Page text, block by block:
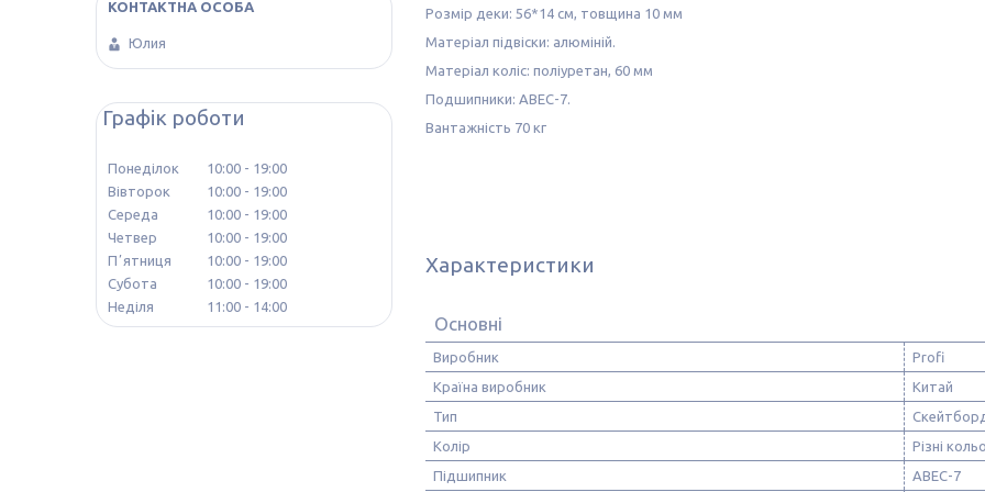
Розмір деки: 56*14 см, товщина 10 мм
Матеріал підвіски: алюміній.
Матеріал коліс: поліуретан, 60 мм
Подшипники: ABEC-7.
Вантажність 70 кг
Характеристики
Основні
Виробник
Profi
Країна виробник
Китай
Тип
Колір
Різні
Підшипник
ABEC-7
Юлия
Графік роботи
Понеділок 10:00
19:00
Вівторок
10:00
19:00
Середа
10:00
19:00
Четвер
10:00
19:00
Пʼятниця
10:00
19:00
Субота
10:00
19:00
Неділя
11:00 14:00